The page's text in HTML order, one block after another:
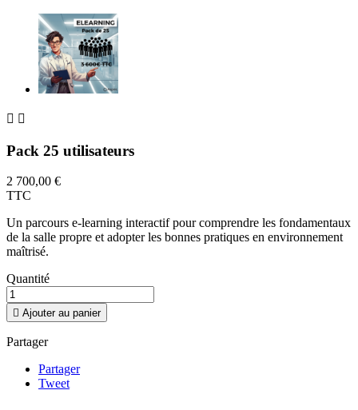
 
Pack 25 utilisateurs
2 700,00 €
TTC
Un parcours e-learning interactif pour comprendre les fondamentaux
de la salle propre et adopter les bonnes pratiques en environnement
maîtrisé.
Quantité
 Ajouter au panier
Partager
Partager
Tweet